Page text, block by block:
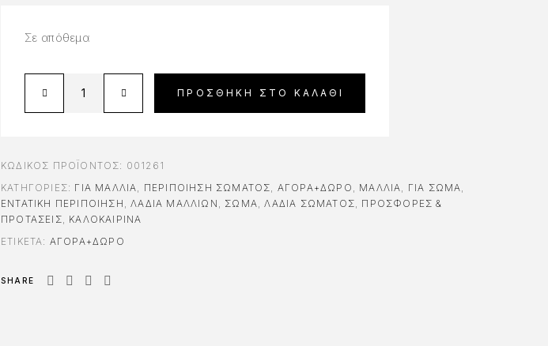
Σε απόθεμα
ΠΡΟΣΘΉΚΗ ΣΤΟ ΚΑΛΆΘΙ
ΚΩΔΙΚΌΣ ΠΡΟΪΌΝΤΟΣ: 001261
ΚΑΤΗΓΟΡΊΕΣ: ΓΙΑ ΜΑΛΛΙΆ, ΠΕΡΙΠΟΊΗΣΗ ΣΏΜΑΤΟΣ, ΑΓΟΡΆ+ΔΏΡΟ , ΜΑΛΛΙΑ, ΓΙΑ ΣΏΜΑ,
ΕΝΤΑΤΙΚΉ ΠΕΡΙΠΟΊΗΣΗ ,ΛΆΔΙΑ ΜΑΛΛΙΏΝ , ΣΩΜΑ,ΛΆΔΙΑ ΣΏΜΑΤΟΣ, ΠΡΟΣΦΟΡΕΣ &
ΠΡΟΤΑΣΕΙΣ, ΚΑΛΟΚΑΙΡΙΝΑ
ΕΤΙΚΈΤΑ: ΑΓΟΡΆ+ΔΏΡΟ
SHARE